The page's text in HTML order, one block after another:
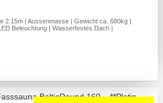
2.15m | Aussenmasse | Gewicht ca. 680kg |
Beleuchtung | Wasserfestes Dach |